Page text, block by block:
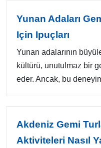
Yunan Adaları
Için Ipuçları
Yunan adalarının
kültürü, unutulmaz bir
eder. Ancak, bu
Akdeniz Gemi
Aktiviteleri Nasıl